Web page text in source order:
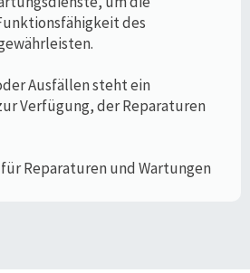
des
Ausfällen steht ein
Verfügung, der Reparaturen
Reparaturen und Wartungen